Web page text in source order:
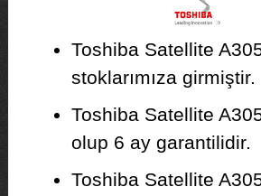
Toshiba Satellite
stoklarımıza girmiştir.
Toshiba Satellite
olup 6 ay garantilidir.
Toshiba Satellite